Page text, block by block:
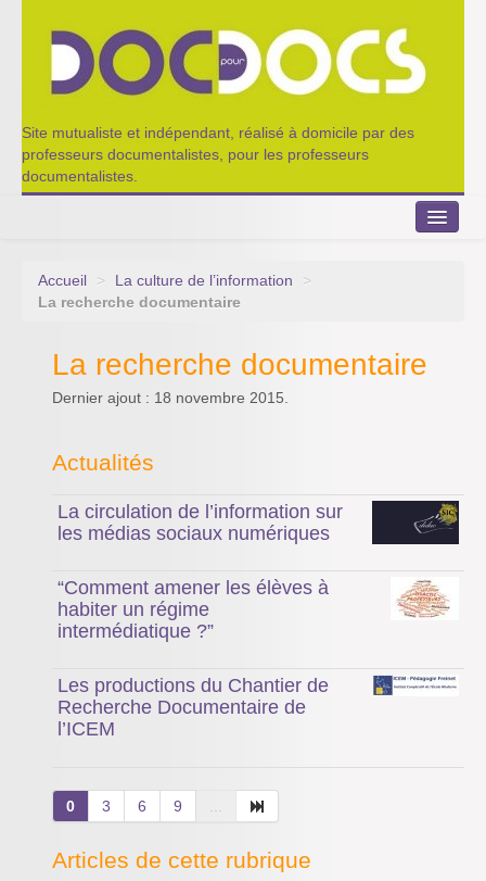
Site mutualiste et indépendant, réalisé à domicile par des
professeurs documentalistes, pour les professeurs
documentalistes.
Le Portillon
Qui sommes-nous ?
Accueil > La culture de l’information
>
La recherche documentaire
La recherche documentaire
Dernier ajout : 18 novembre 2015.
Actualités
La circulation de l’information sur
les médias sociaux numériques
“Comment amener les élèves à
habiter un régime
intermédiatique ?”
Les productions du Chantier de
Recherche Documentaire de
l’ICEM
0 3 6 9
Articles de cette rubrique